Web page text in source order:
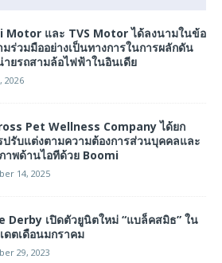
Motor และ TVS Motor ได้ลงนามในข้อ
มร่วมมืออย่างเป็นทางการในการผลักดัน
ายรถสามล้อไฟฟ้าในอินเดีย
2026
Pet Wellness Company ได้ยก
ปรับแต่งตามความต้องการส่วนบุคคลและ
าพด้านไอทีด้วย Boomi
14, 2025
Derby เปิดตัวยูนิตใหม่ “แบล็คสมิธ” ใน
ดตเดือนมกราคม
29, 2023